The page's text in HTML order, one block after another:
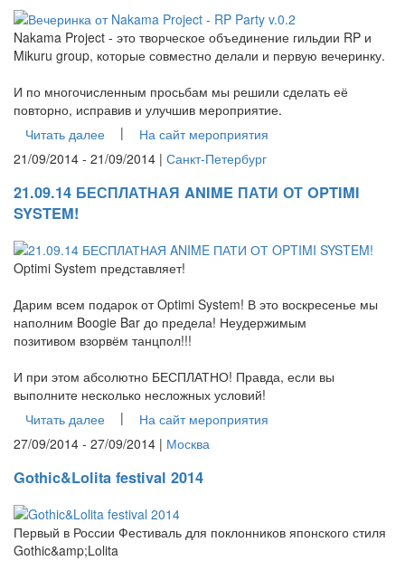
Nakama Project - это творческое объединение гильдии RP и
Mikuru group, которые совместно делали и первую вечеринку.
И по многочисленным просьбам мы решили сделать её
повторно, исправив и улучшив мероприятие.
Читать далее
|
На сайт мероприятия
21/09/2014 - 21/09/2014 | Санкт-Петербург
21.09.14 БЕСПЛАТНАЯ ANIME ПАТИ ОТ OPTIMI
SYSTEM!
Optimi System представляет!
Дарим всем подарок от Optimi System! В это воскресенье мы
наполним Boogie Bar до предела! Неудержимым
позитивом взорвём танцпол!!!
И при этом абсолютно БЕСПЛАТНО! Правда, если вы
выполните несколько несложных условий!
Читать далее
|
На сайт мероприятия
27/09/2014 - 27/09/2014 | Москва
Gothic&Lolita festival 2014
Первый в России Фестиваль для поклонников японского стиля
Gothic&amp;Lolita